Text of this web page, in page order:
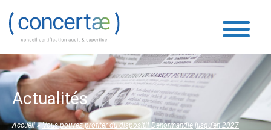
Actualités
Accueil»Vous pouvez profiter du dispositif Denormandie jusqu’en 2027